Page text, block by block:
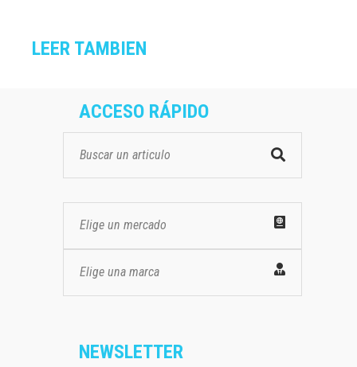
LEER TAMBIEN
ACCESO RÁPIDO
Elige un mercado
Elige una marca
NEWSLETTER